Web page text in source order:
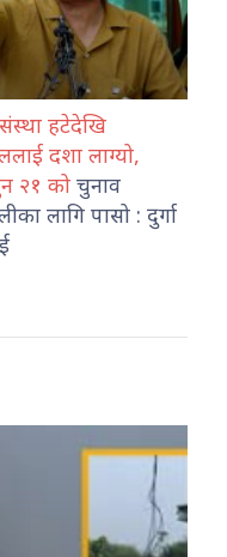
हटेदेखि
दशा लाग्यो,
२१ को चुनाव
लागि पासो : दुर्गा